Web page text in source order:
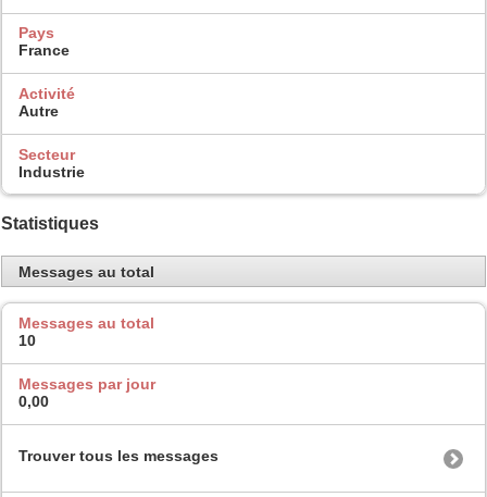
Pays
France
Activité
Autre
Secteur
Industrie
Statistiques
Messages au total
Messages au total
10
Messages par jour
0,00
Trouver tous les messages